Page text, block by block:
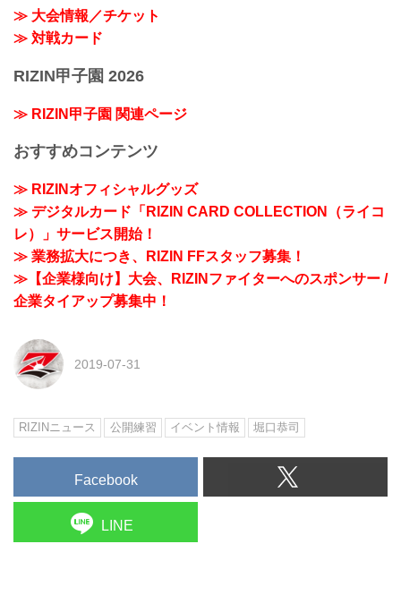
≫ 大会情報／チケット
≫ 対戦カード
RIZIN甲子園 2026
≫ RIZIN甲子園 関連ページ
おすすめコンテンツ
≫ RIZINオフィシャルグッズ
≫ デジタルカード「RIZIN CARD COLLECTION（ライコ
レ）」サービス開始！
≫ 業務拡大につき、RIZIN FFスタッフ募集！
≫【企業様向け】大会、RIZINファイターへのスポンサー /
企業タイアップ募集中！
2019-07-31
RIZINニュース 公開練習 イベント情報 堀口恭司
Facebook
LINE